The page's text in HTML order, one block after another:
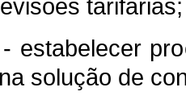
tarifárias;
estabelecer
solução de